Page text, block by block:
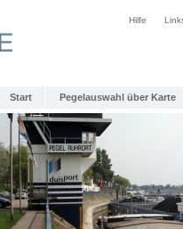
Hilfe
Start Pegelauswahl über Karte